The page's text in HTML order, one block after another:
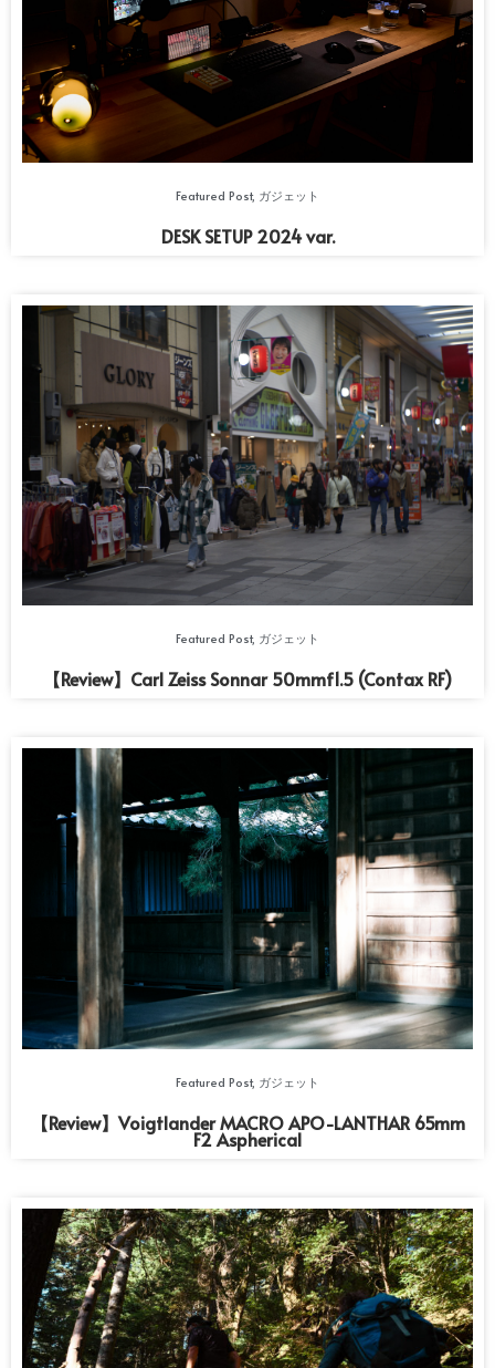
Featured Post, ガジェット
DESK SETUP 2024 var.
Featured Post, ガジェット
【Review】Carl Zeiss Sonnar 50mmf1.5 (Contax RF)
Featured Post, ガジェット
【Review】Voigtlander MACRO APO-LANTHAR 65mm
F2 Aspherical